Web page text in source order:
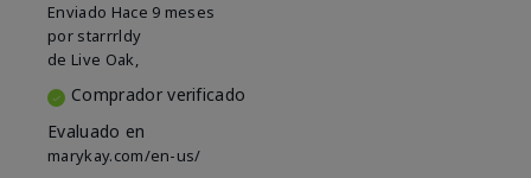
Enviado Hace 9 meses
por starrrldy
de Live Oak,
Comprador verificado
Evaluado en
marykay.com/en-us/